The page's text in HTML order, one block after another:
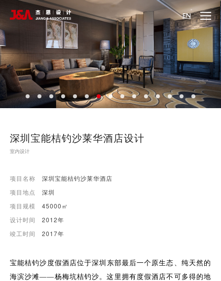
EN
深圳宝能桔钓沙莱华酒店设计
室内设计
项目名称
深圳宝能桔钓沙莱华酒店
项目地点
深圳
项目规模
45000㎡
设计时间
2012年
竣工时间
2017年
宝能桔钓沙度假酒店位于深圳东部最后一个原生态、纯天然的
海滨沙滩——杨梅坑桔钓沙。这里拥有度假酒店不可多得的地